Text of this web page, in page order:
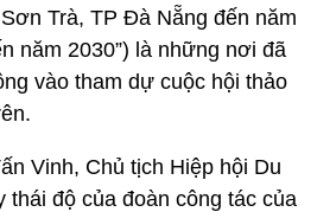
Trà, TP Đà Nẵng đến năm
năm 2030”) là những nơi đã
vào tham dự cuộc hội thảo
Vinh, Chủ tịch Hiệp hội Du
thái độ của đoàn công tác của